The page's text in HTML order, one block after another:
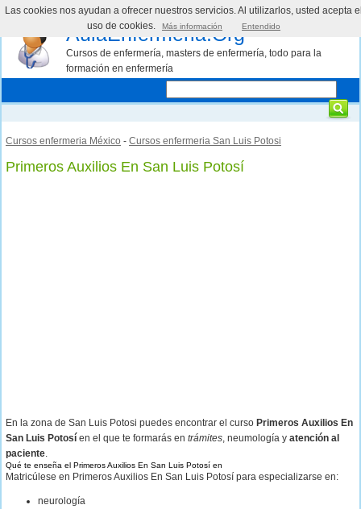
AulaEnfermeria.Org
Cursos de enfermería, masters de enfermería, todo para la
formación en enfermería
Cursos enfermeria México - Cursos enfermeria San Luis Potosi
Primeros Auxilios En San Luis Potosí
En la zona de San Luis Potosi puedes encontrar el curso Primeros Auxilios En
San Luis Potosí en el que te formarás en trámites, neumología y atención al
paciente.
Qué te enseña el Primeros Auxilios En San Luis Potosí en
Matricúlese en Primeros Auxilios En San Luis Potosí para especializarse en:
neurología
Las cookies nos ayudan a ofrecer nuestros servicios. Al utilizarlos, usted acepta
uso de cookies.
Más información Entendido